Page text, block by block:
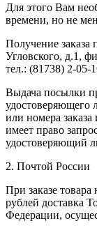
Для этого Вам
времени, но не
Получение заказа
Угловского, д.1,
тел.: (81738) 2-05-
Выдача посылки
удостоверяющего
или номера
имеет право
удостоверяющий
2. Почтой России
При заказе
рублей доставка
Федерации,